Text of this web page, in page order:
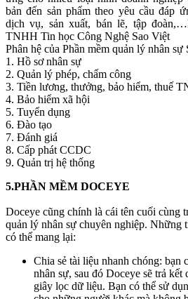
bản đến sản phẩm theo yêu cầu đáp
dịch vụ, sản xuất, bán lẽ, tập
TNHH Tin học Công Nghệ Sao Việt
Phân hệ của Phần mềm quản lý nhân
1. Hồ sơ nhân sự
2. Quản lý phép, chấm công
3. Tiền lương, thưởng, bảo hiểm, thuế
4. Bảo hiểm xã hội
5. Tuyển dụng
6. Đào tạo
7. Đánh giá
8. Cấp phát CCDC
9. Quản trị hệ thống
5.PHẦN MỀM DOCEYE
Doceye cũng chính là cái tên cuối cùng
quản lý nhân sự chuyên nghiệp. Những
có thể mang lại:
Chia sẻ tài liệu nhanh chóng: bạn
nhân sự, sau đó Doceye sẽ trả
giây lọc dữ liệu. Bạn có thể sử